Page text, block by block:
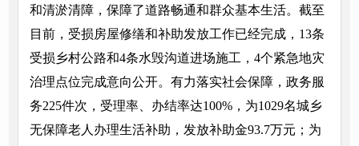
和清淤清障，保障了道路畅通和群众基本生活。截至
目前，受损房屋修缮和补助发放工作已经完成，13条
受损乡村公路和4条水毁沟道进场施工，4个紧急地灾
治理点位完成意向公开。有力落实社会保障，政务服
务225件次，受理率、办结率达100%，为1029名城乡
无保障老人办理生活补助，发放补助金93.7万元；为